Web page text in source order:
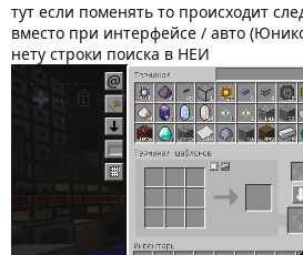
тут если поменять то происходит
вместо при интерфейсе / авто
нету строки поиска в НЕИ